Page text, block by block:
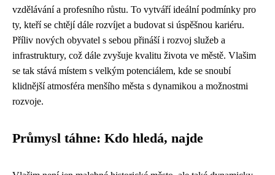
vzdělávání a profesního růstu. To vytváří ideální podmínky pro
ty, kteří se chtějí dále rozvíjet a budovat si úspěšnou kariéru.
Příliv nových obyvatel s sebou přináší i rozvoj služeb a
infrastruktury, což dále zvyšuje kvalitu života ve městě. Vlašim
se tak stává místem s velkým potenciálem, kde se snoubí
klidnější atmosféra menšího města s dynamikou a možnostmi
rozvoje.
Průmysl táhne: Kdo hledá, najde